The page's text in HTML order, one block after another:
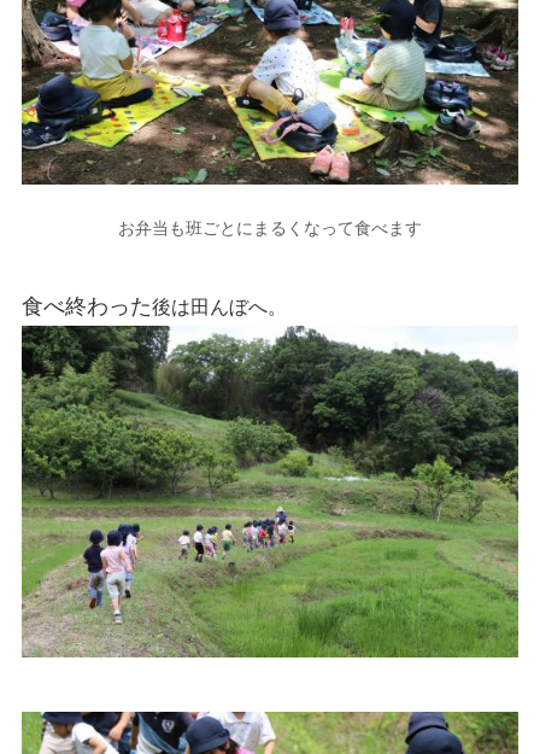
お弁当も班ごとにまるくなって食べます
食べ終わった後は田んぼへ。